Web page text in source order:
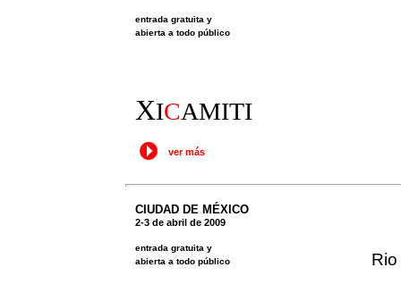
entrada gratuita y
abierta a todo público
XICAMITI
ver más
CIUDAD DE MÉXICO
2-3 de abril de 2009
entrada gratuita y
abierta a todo público